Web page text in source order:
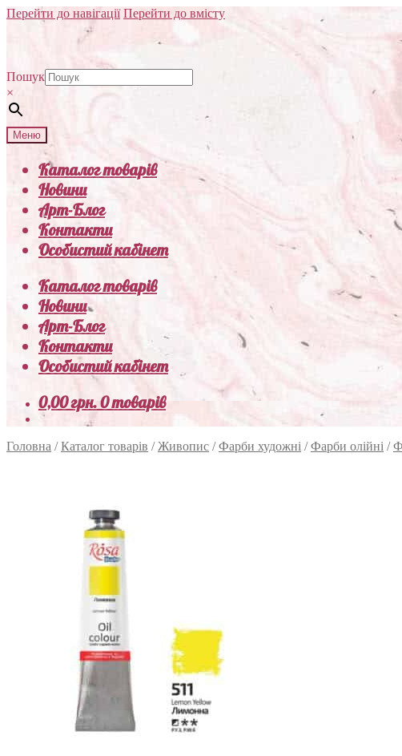
Перейти до навігації Перейти до вмісту
Пошук
×
Меню
Каталог товарів
Новини
Арт-Блог
Контакти
Особистий кабінет
Каталог товарів
Новини
Арт-Блог
Контакти
Особистий кабінет
0,00грн.0 товарів
Головна /Каталог товарів /Живопис /Фарби художні /Фарби олійні /